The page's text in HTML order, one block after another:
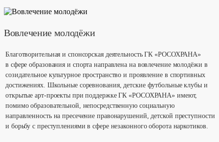
Вовлечение молодёжи
Благотворительная и спонсорская деятельность ГК «РОСОХРАНА»
в сфере образования и спорта направлена на вовлечение молодёжи в
созидательное культурное пространство и проявление в спортивных
достижениях. Школьные соревнования, детские футбольные клубы и
открытые арт-проекты при поддержке ГК «РОСОХРАНА» имеют,
помимо образовательной, непосредственную социальную
направленность на пресечение правонарушений, детской преступности
и борьбу с преступлениями в сфере незаконного оборота наркотиков.